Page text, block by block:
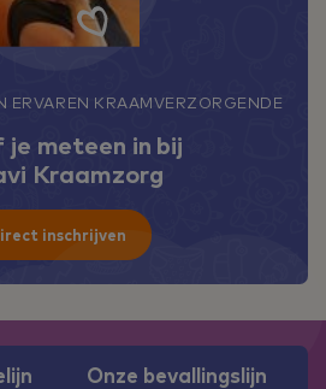
ERVAREN KRAAMVERZORGENDE
je meteen in bij
Kraamzorg
inschrijven
Onze bevallingslijn